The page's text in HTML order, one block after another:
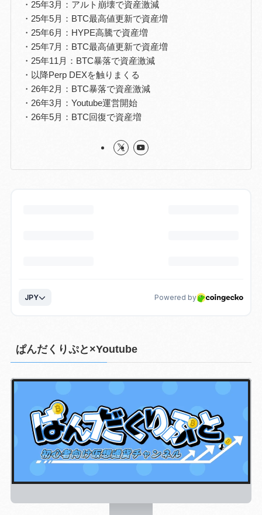
・25年3月：アルト崩壊で資産激減
・25年5月：BTC最高値更新で資産増
・25年6月：HYPE高騰で資産増
・25年7月：BTC最高値更新で資産増
・25年11月：BTC暴落で資産激減
・以降Perp DEXを触りまくる
・26年2月：BTC暴落で資産激減
・26年3月：Youtube運営開始
・26年5月：BTC回復で資産増
ぱんだくりぷと×Youtube